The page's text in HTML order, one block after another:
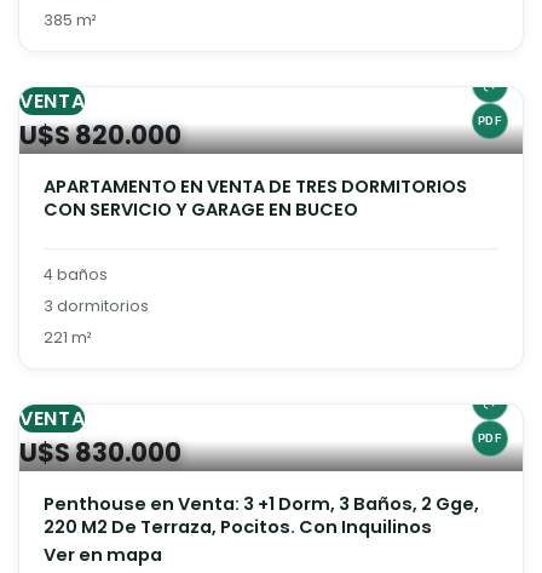
385 m²
VENTA
U$S 820.000
APARTAMENTO EN VENTA DE TRES DORMITORIOS
CON SERVICIO Y GARAGE EN BUCEO
4 baños
3 dormitorios
221 m²
VENTA
U$S 830.000
Penthouse en Venta: 3 +1 Dorm, 3 Baños, 2 Gge,
220 M2 De Terraza, Pocitos. Con Inquilinos
Ver en mapa